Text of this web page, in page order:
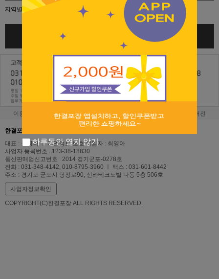
지역별 배송정책에 따라 배송비가 변동될 수 있습니다.
이용안내 이용약관 개인정보처리방침 PC버전
한결포장
대표 : 최영아 ㅣ 개인정보 보호 책임자 : 최영아
사업자 등록번호 : 123-38-18830
통신판매업신고번호 : 2014 경기군포-0278호
전화 : 031-348-4142, 010-8795-3960 ㅣ 팩스 : 031-601-8442
주소 : 경기도 군포시 당정로90, 신라테크노빌 나동 5층 506호
사업자정보확인
COPYRIGHT(C)한결포장 ALL RIGHTS RESERVED.
하루동안 열지 않기